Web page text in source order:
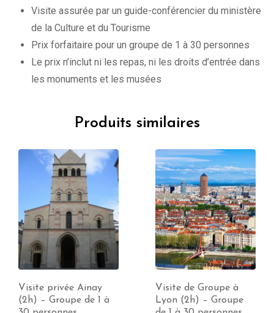
Visite assurée par un guide-conférencier du ministère
de la Culture et du Tourisme
Prix forfaitaire pour un groupe de 1 à 30 personnes
Le prix n’inclut ni les repas, ni les droits d’entrée dans
les monuments et les musées
Produits similaires
Visite privée Ainay
(2h) – Groupe de 1 à
Visite de Groupe à
Lyon (2h) – Groupe